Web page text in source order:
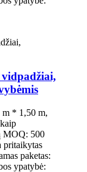
m * 1,50 m,
MOQ: 500
pritaikytas
paketas:
ypatybė: